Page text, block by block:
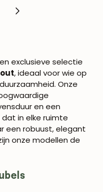
exclusieve selectie
, ideaal voor wie op
Onze
en een
in elke ruimte
een robuust, elegant
onze modellen de
VAN
op je eerste